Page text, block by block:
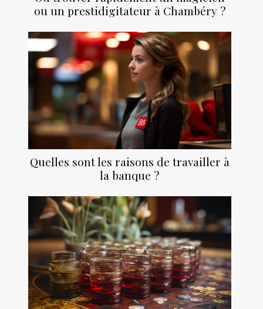
ou un prestidigitateur à Chambéry ?
Quelles sont les raisons de travailler à
la banque ?